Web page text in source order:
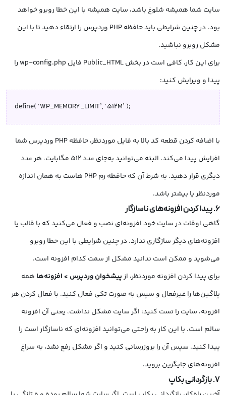
سایت شما همیشه شلوغ باشد، سایت همیشه با این خطا روبرو خواهد
بود. در چنین شرایطی باید حافظه PHP وردپرس را ارتقاء دهید تا با این
مشکل روبرو نباشید.
برای این کار، کافی است در بخش Public_HTML فایل wp-config.php را
پیدا و ویرایش کنید:
define( ‘WP_MEMORY_LIMIT’, ‘512M’ );
با اضافه کردن قطعه کد بالا به فایل موردنظر، حافظه PHP وردپرس شما
افزایش پیدا می‌کند. البته می‌توانید به‌جای عدد 512 مگابایت، هر عدد
دیگری قرار دهید. به شرط آن که حافظه رم PHP هاست به همان اندازه
موردنظر یا بیشتر باشد.
6. پیدا کردن افزونه‌های ناسازگار
گاهی اوقات در سایت خود افزونه‌ای نصب و فعال‌ می‌کنید که با قالب یا
افزونه‌های دیگر سازگاری ندارد. در چنین شرایطی با این خطا روبرو
می‌شوید و ممکن است ندانید مشکل از سمت کدام افزونه است.
برای پیدا کردن افزونه موردنظر، ازپیشخوان وردپرس > افزونه‌ها همه
پلاگین‌ها را غیرفعال و سپس به صورت تکی فعال کنید. با فعال کردن هر
افزونه، سایت را تست کنید؛ اگر سایت مشکل نداشت، یعنی آن افزونه
سالم است. با این کار به راحتی می‌توانید افزونه‌ای که ناسازگار است را
پیدا کنید. سپس آن را بروزرسانی کنید و اگر مشکل رفع نشد، به سراغ
افزونه‌های جایگزین بروید.
7. بازگردانی بکاپ